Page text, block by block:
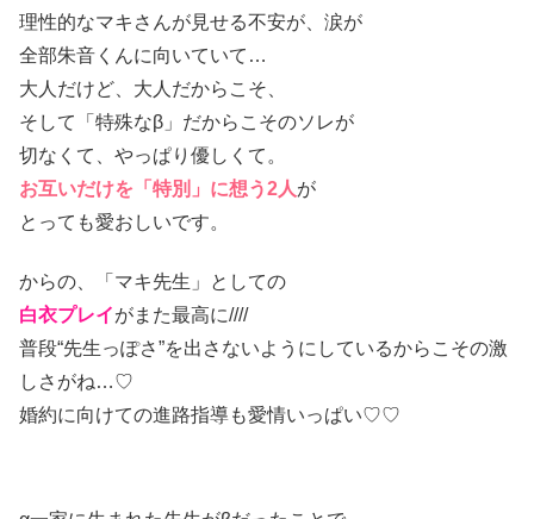
理性的なマキさんが見せる不安が、涙が
全部朱音くんに向いていて…
大人だけど、大人だからこそ、
そして「特殊なβ」だからこそのソレが
切なくて、やっぱり優しくて。
お互いだけを「特別」に想う2人が
とっても愛おしいです。
からの、「マキ先生」としての
白衣プレイがまた最高に////
普段“先生っぽさ”を出さないようにしているからこその激
しさがね…♡
婚約に向けての進路指導も愛情いっぱい♡♡